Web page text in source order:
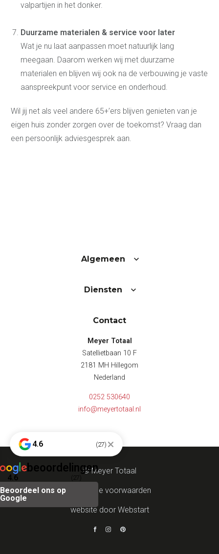
valpartijen in het donker.
Duurzame materialen & service voor later
Wat je nu laat aanpassen moet natuurlijk lang
meegaan. Daarom werken wij met duurzame
materialen en blijven wij ook na de verbouwing je vaste
aanspreekpunt voor service en onderhoud.
Wil jij net als veel andere 65+’ers blijven genieten van je
eigen huis zonder zorgen over de toekomst? Vraag dan
een persoonlijk adviesgesprek aan.
Algemeen
Diensten
Contact
Meyer Totaal
Satellietbaan 10 F
2181 MH Hillegom
Nederland
0252 530640
info@meyertotaal.nl
© Meyer Totaal
Algemene voorwaarden
website door Webstart
4.6 (27)
beoordelingen
4.6 (27)
Beoordeel ons op
Google